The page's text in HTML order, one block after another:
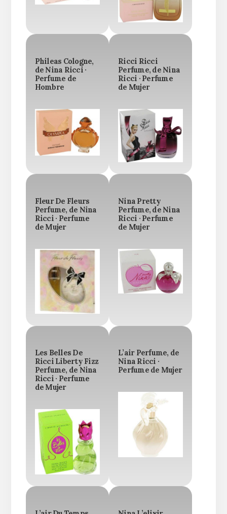
Phileas Cologne,
de Nina Ricci ·
Perfume de
Hombre
Ricci Ricci
Perfume, de Nina
Ricci · Perfume
de Mujer
Fleur De Fleurs
Perfume, de Nina
Ricci · Perfume
de Mujer
Nina Pretty
Perfume, de Nina
Ricci · Perfume
de Mujer
Les Belles De
Ricci Liberty Fizz
Perfume, de Nina
Ricci · Perfume
de Mujer
L’air Perfume, de
Nina Ricci ·
Perfume de Mujer